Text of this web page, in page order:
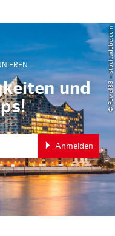
und
Anmelden
© Powell83 – stock.adobe.com